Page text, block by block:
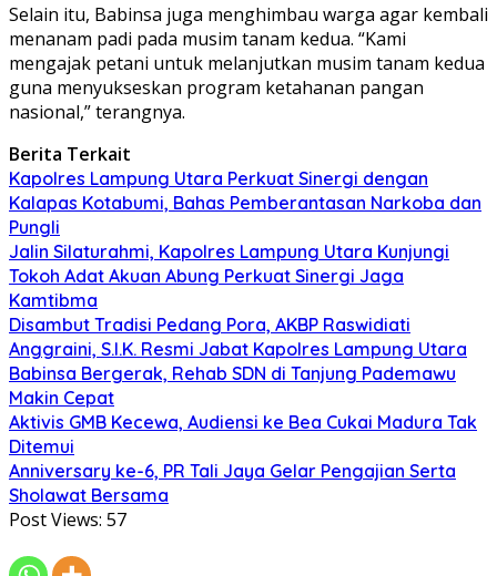
Selain itu, Babinsa juga menghimbau warga agar kembali
menanam padi pada musim tanam kedua. “Kami
mengajak petani untuk melanjutkan musim tanam kedua
guna menyukseskan program ketahanan pangan
nasional,” terangnya.
Berita Terkait
Kapolres Lampung Utara Perkuat Sinergi dengan
Kalapas Kotabumi, Bahas Pemberantasan Narkoba dan
Pungli
Jalin Silaturahmi, Kapolres Lampung Utara Kunjungi
Tokoh Adat Akuan Abung Perkuat Sinergi Jaga
Kamtibma
Disambut Tradisi Pedang Pora, AKBP Raswidiati
Anggraini, S.I.K. Resmi Jabat Kapolres Lampung Utara
Babinsa Bergerak, Rehab SDN di Tanjung Pademawu
Makin Cepat
Aktivis GMB Kecewa, Audiensi ke Bea Cukai Madura Tak
Ditemui
Anniversary ke-6, PR Tali Jaya Gelar Pengajian Serta
Sholawat Bersama
Post Views: 57